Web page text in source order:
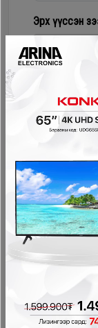
хэрэгсэл
Эрх үүссэн